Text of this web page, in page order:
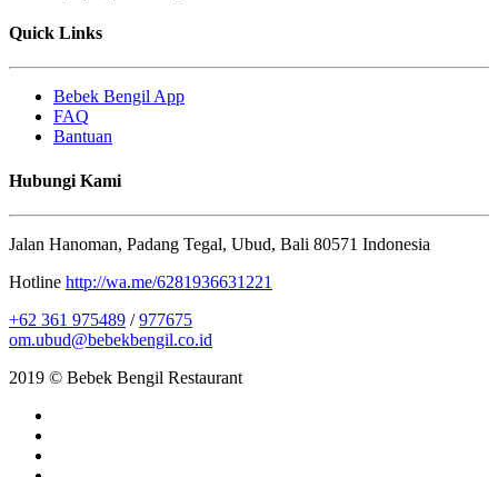
Quick Links
Bebek Bengil App
FAQ
Bantuan
Hubungi Kami
Jalan Hanoman, Padang Tegal, Ubud, Bali 80571 Indonesia
Hotline http://wa.me/6281936631221
+62 361 975489 /977675
om.ubud@bebekbengil.co.id
2019 © Bebek Bengil Restaurant